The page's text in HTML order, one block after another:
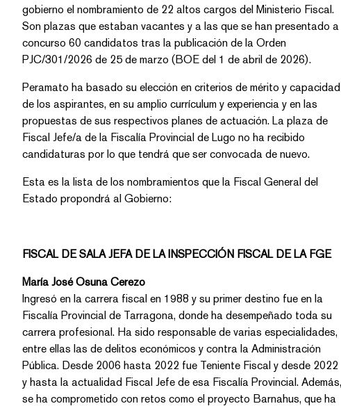
gobierno el nombramiento de 22 altos cargos del Ministerio Fiscal.
Son plazas que estaban vacantes y a las que se han presentado a
concurso 60 candidatos tras la publicación de la Orden
PJC/301/2026 de 25 de marzo (BOE del 1 de abril de 2026).
Peramato ha basado su elección en criterios de mérito y capacidad
de los aspirantes, en su amplio currículum y experiencia y en las
propuestas de sus respectivos planes de actuación. La plaza de
Fiscal Jefe/a de la Fiscalía Provincial de Lugo no ha recibido
candidaturas por lo que tendrá que ser convocada de nuevo.
Esta es la lista de los nombramientos que la Fiscal General del
Estado propondrá al Gobierno:
FISCAL DE SALA JEFA DE LA INSPECCIÓN FISCAL DE LA FGE
María José Osuna Cerezo
Ingresó en la carrera fiscal en 1988 y su primer destino fue en la
Fiscalía Provincial de Tarragona, donde ha desempeñado toda su
carrera profesional. Ha sido responsable de varias especialidades,
entre ellas las de delitos económicos y contra la Administración
Pública. Desde 2006 hasta 2022 fue Teniente Fiscal y desde 2022
y hasta la actualidad Fiscal Jefe de esa Fiscalía Provincial. Además,
se ha comprometido con retos como el proyecto Barnahus, que ha